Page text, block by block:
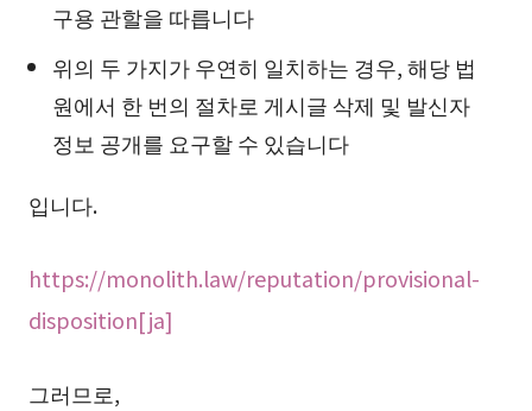
구용 관할을 따릅니다
위의 두 가지가 우연히 일치하는 경우, 해당 법
원에서 한 번의 절차로 게시글 삭제 및 발신자
정보 공개를 요구할 수 있습니다
입니다.
https://monolith.law/reputation/provisional-
disposition[ja]
그러므로,